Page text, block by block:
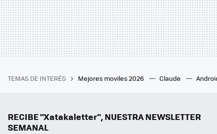
TEMAS DE INTERÉS Mejores moviles 2026 Claude
RECIBE "Xatakaletter", NUESTRA NEWSLETTER
SEMANAL